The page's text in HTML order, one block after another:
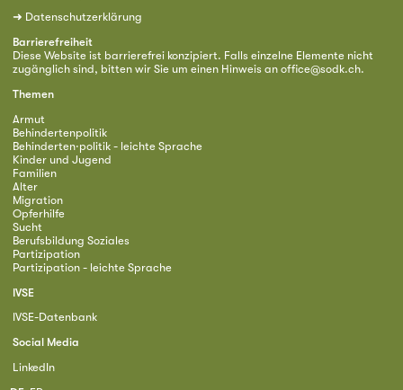
➜ Datenschutzerklärung
Barrierefreiheit
Diese Website ist barrierefrei konzipiert. Falls einzelne Elemente nicht
zugänglich sind, bitten wir Sie um einen Hinweis an office@sodk.ch.
Themen
Armut
Behindertenpolitik
Behinderten·politik - leichte Sprache
Kinder und Jugend
Familien
Alter
Migration
Opferhilfe
Sucht
Berufsbildung Soziales
Partizipation
Partizipation - leichte Sprache
IVSE
IVSE-Datenbank
Social Media
LinkedIn